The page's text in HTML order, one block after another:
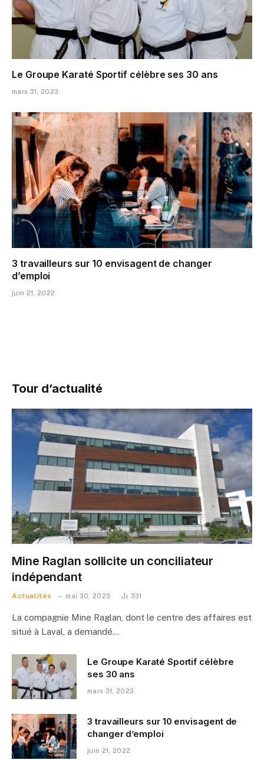
Le Groupe Karaté Sportif célèbre ses 30 ans
mars 31, 2023
3 travailleurs sur 10 envisagent de changer
d’emploi
juin 21, 2022
Tour d’actualité
Mine Raglan sollicite un conciliateur
indépendant
Actualités mai 30, 2023 331
La compagnie Mine Raglan, dont le centre des affaires est
situé à Laval, a demandé…
Le Groupe Karaté Sportif célèbre
ses 30 ans
mars 31, 2023
3 travailleurs sur 10 envisagent de
changer d’emploi
juin 21, 2022